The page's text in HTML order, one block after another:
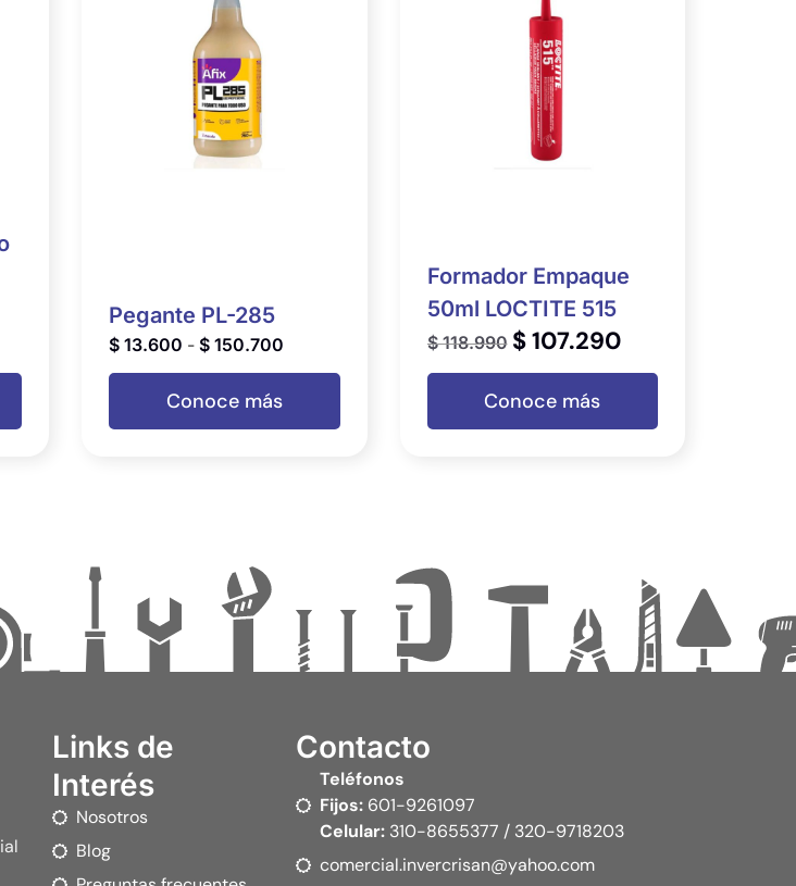
Pegante PL-285
$ 13.600 - $ 150.700
Conoce más
Formador Empaque
50ml LOCTITE 515
$118.990 $107.290
Conoce más
Links de
Interés
Nosotros
Blog
Contacto
Teléfonos
Fijos: 601-9261097
Celular: 310-8655377 / 320-9718203
comercial.invercrisan@yahoo.com